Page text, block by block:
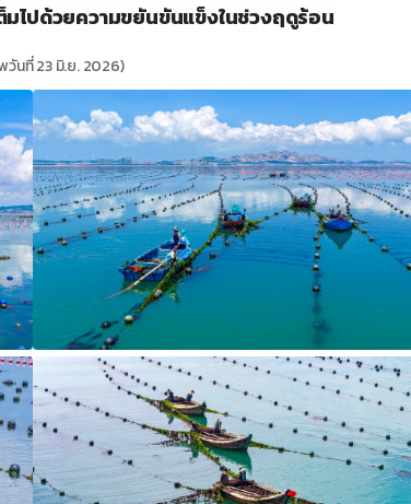
มไปด้วยความขยันขันแข็งในช่วงฤดูร้อน
วันที่ 23 มิ.ย. 2026)